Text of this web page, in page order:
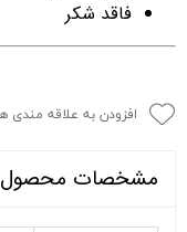
فاقد شکر
افزودن به علاقه مندی
مشخصات محصول